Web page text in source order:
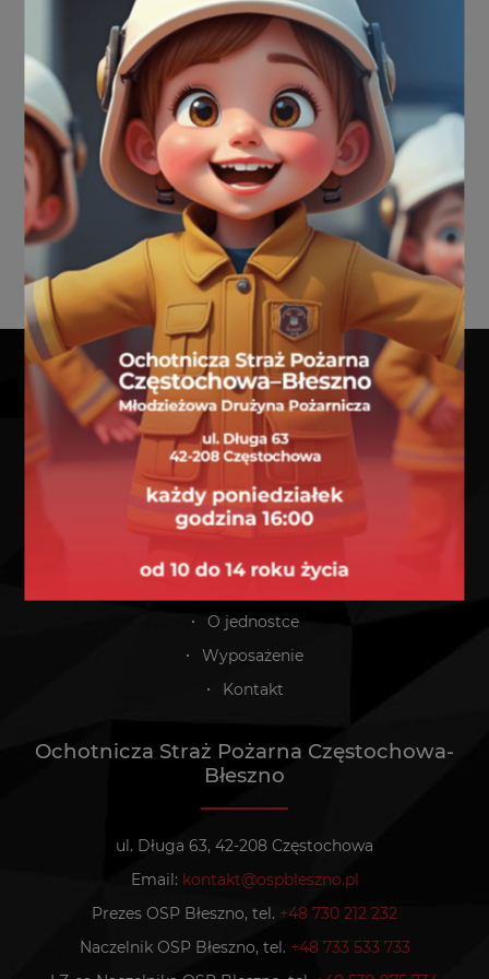
Kontakt
Mapa strony
Strona główna
O jednostce
Wyposażenie
Kontakt
Ochotnicza Straż Pożarna Częstochowa-
Błeszno
ul. Długa 63, 42-208 Częstochowa
Email: kontakt@ospbleszno.pl
Prezes OSP Błeszno, tel. +48 730 212 232
Naczelnik OSP Błeszno, tel. +48 733 533 733